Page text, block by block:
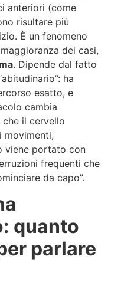
anteriori (come
risultare più
È un fenomeno
dei casi,
. Dipende dal fatto
ha
esatto, e
cambia
il cervello
movimenti,
viene portato con
frequenti che
da capo”.
quanto
parlare